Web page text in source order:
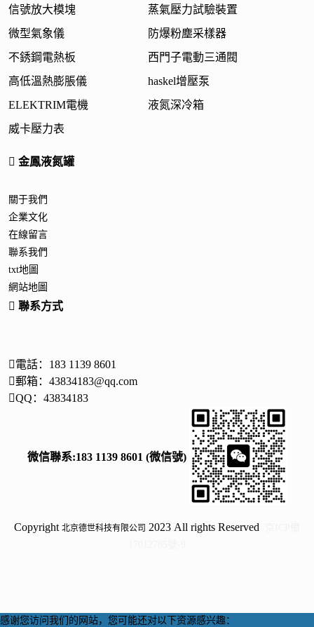
信號放大模塊
蒸氣壓力試驗裝置
微型氣象儀
防爆粉塵采樣器
不銹鋼電熱板
西門子電動三通閥
高低溫熱膨脹儀
haskel增壓泵
ELEKTRIM電機
液氮深冷箱
威卡壓力表
金鳳液氮罐
關于我們
企業文化
在線留言
聯系我們
txt地圖
網站地圖
聯系方式
電話：183 1139 8601
郵箱：43834183@qq.com
QQ：43834183
微信聯系:183 1139 8601 (微信號)
Copyright 北京德世科技有限公司 2023 All rights Reserved
感谢您访问我们的网站，您可能还对以下资源感兴趣：